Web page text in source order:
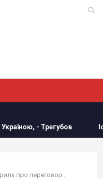
Історія про те, що